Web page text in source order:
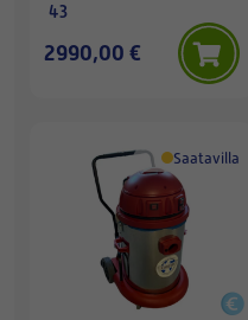
43
2990,00 €
Saatavilla